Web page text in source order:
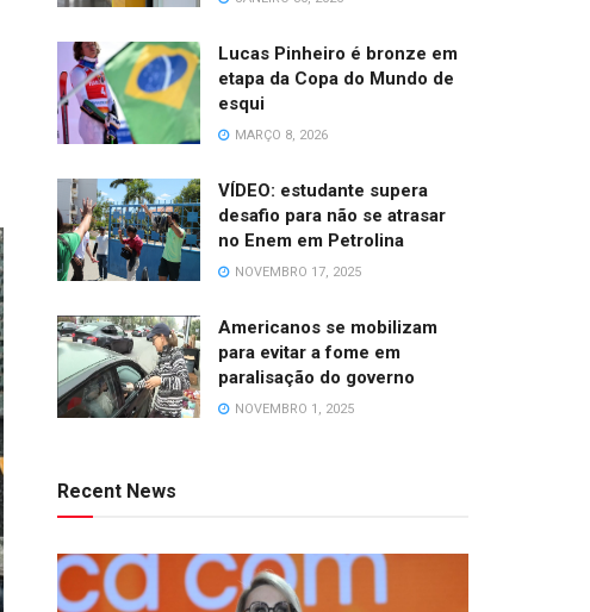
Lucas Pinheiro é bronze em
etapa da Copa do Mundo de
esqui
MARÇO 8, 2026
VÍDEO: estudante supera
desafio para não se atrasar
no Enem em Petrolina
NOVEMBRO 17, 2025
Americanos se mobilizam
para evitar a fome em
paralisação do governo
NOVEMBRO 1, 2025
Recent News